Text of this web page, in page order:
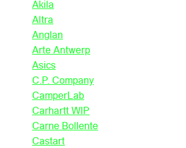
Akila
Altra
Anglan
Arte Antwerp
Asics
C.P. Company
CamperLab
Carhartt WIP
Carne Bollente
Castart